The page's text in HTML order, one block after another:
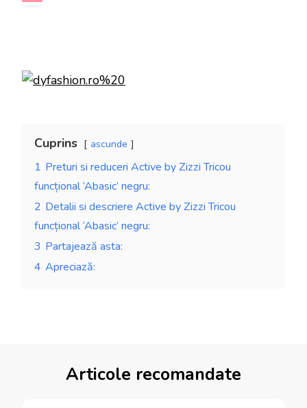
Cuprins ascunde
1 Preturi si reduceri Active by Zizzi Tricou
funcțional ‘Abasic’ negru:
2 Detalii si descriere Active by Zizzi Tricou
funcțional ‘Abasic’ negru:
3 Partajează asta:
4 Apreciază:
Articole recomandate